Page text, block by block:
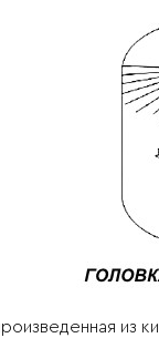
из